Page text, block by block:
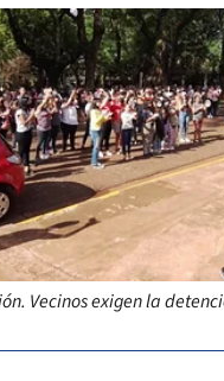
Vecinos exigen la